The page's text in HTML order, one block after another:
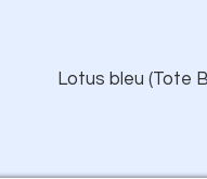
Lotus bleu (Tote